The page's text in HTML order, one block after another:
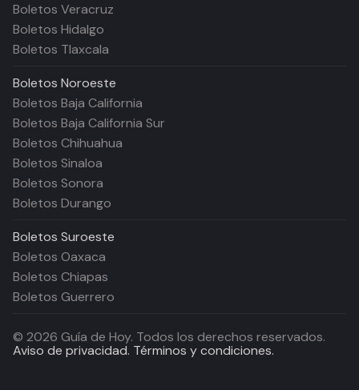
Boletos Veracruz
Boletos Hidalgo
Boletos Tlaxcala
Boletos Noroeste
Boletos Baja California
Boletos Baja California Sur
Boletos Chihuahua
Boletos Sinaloa
Boletos Sonora
Boletos Durango
Boletos Suroeste
Boletos Oaxaca
Boletos Chiapas
Boletos Guerrero
© 2026 Guía de Hoy. Todos los derechos reservados.
Aviso de privacidad. Términos y condiciones.